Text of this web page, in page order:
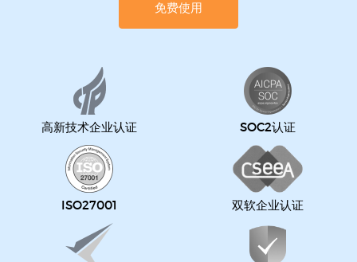
免费使用
高新技术企业认证 SOC2认证
ISO27001 双软企业认证